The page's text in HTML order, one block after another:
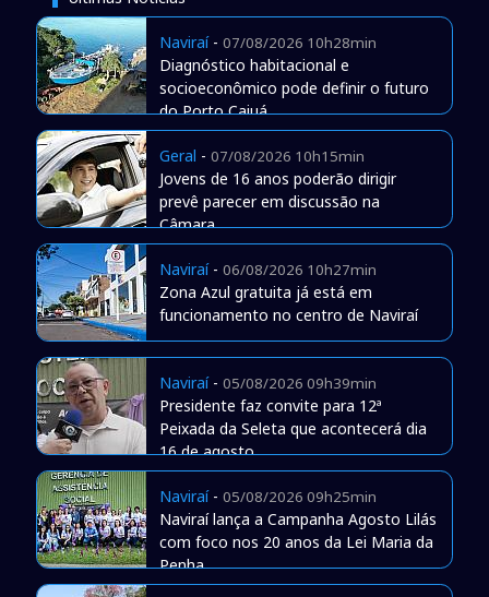
Naviraí- 07/08/2026 10h28min
Diagnóstico habitacional e
socioeconômico pode definir o futuro
do Porto Caiuá
Geral - 07/08/2026 10h15min
Jovens de 16 anos poderão dirigir
prevê parecer em discussão na
Câmara
Naviraí- 06/08/2026 10h27min
Zona Azul gratuita já está em
funcionamento no centro de Naviraí
Naviraí- 05/08/2026 09h39min
Presidente faz convite para 12ª
Peixada da Seleta que acontecerá dia
16 de agosto
Naviraí- 05/08/2026 09h25min
Naviraí lança a Campanha Agosto Lilás
com foco nos 20 anos da Lei Maria da
Penha